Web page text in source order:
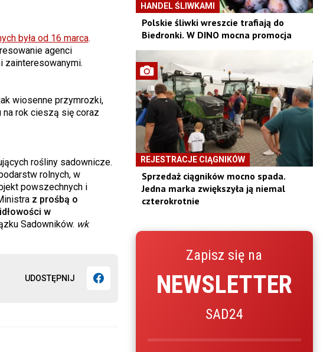
UDOSTĘPNIJ
była od 16 marca.
agenci
zainteresowanymi.
wiosenne przymrozki,
rok cieszą się coraz
rośliny sadownicze.
rolnych, w
powszechnych i
z prośbą o
w
Sadowników. wk
HANDEL ŚLIWKAMI
Polskie śliwki wreszcie trafiają do
Biedronki. W DINO mocna promocja
REJESTRACJE CIĄGNIKÓW
Sprzedaż ciągników mocno spada.
Jedna marka zwiększyła ją niemal
czterokrotnie
Zapisz się na
NEWSLETTER
SAD24